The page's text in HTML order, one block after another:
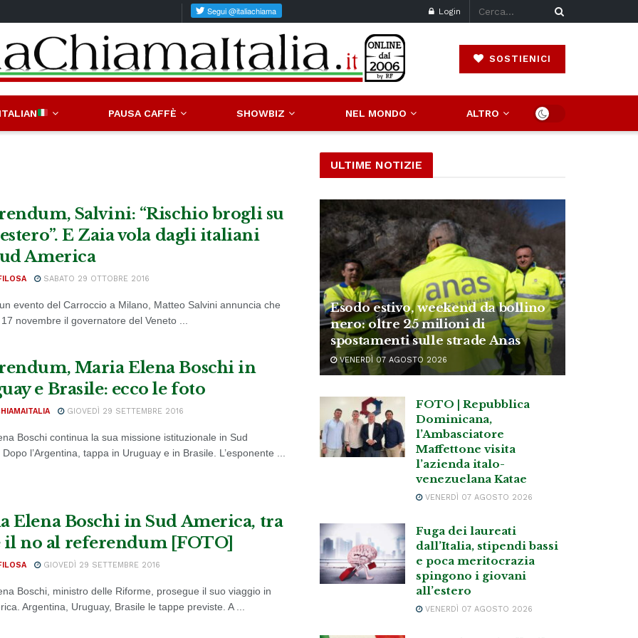
Login
SOSTIENICI
PAUSA CAFFÈ SHOWBIZ NEL MONDO ALTRO
Salvini: “Rischio brogli su
E Zaia vola dagli italiani
America
SABATO 29 OTTOBRE 2016
evento del Carroccio a Milano, Matteo Salvini annuncia che
novembre il governatore del Veneto ...
Maria Elena Boschi in
e Brasile: ecco le foto
GIOVEDÌ 29 SETTEMBRE 2016
Boschi continua la sua missione istituzionale in Sud
l’Argentina, tappa in Uruguay e in Brasile. L’esponente ...
Elena Boschi in Sud America, tra
il no al referendum [FOTO]
GIOVEDÌ 29 SETTEMBRE 2016
Boschi, ministro delle Riforme, prosegue il suo viaggio in
Argentina, Uruguay, Brasile le tappe previste. A ...
ULTIME NOTIZIE
Esodo estivo, weekend da bollino
nero: oltre 25 milioni di
spostamenti sulle strade Anas
VENERDÌ 07 AGOSTO 2026
FOTO | Repubblica
Dominicana,
l’Ambasciatore
Maffettone visita
l’azienda italo-
venezuelana Katae
VENERDÌ 07 AGOSTO 2026
Fuga dei laureati
dall’Italia, stipendi bassi
e poca meritocrazia
spingono i giovani
all’estero
VENERDÌ 07 AGOSTO 2026